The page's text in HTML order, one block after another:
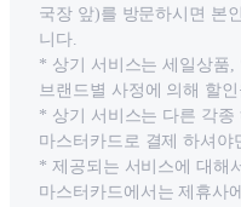
국장 앞)를 방문하시면 본
니다.
* 상기 서비스는 세일상품
브랜드별 사정에 의해 할
* 상기 서비스는 다른 각종
마스터카드로 결제 하셔
* 제공되는 서비스에 대해
마스터카드에서는 제휴사